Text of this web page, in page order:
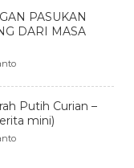
PASUKAN
DARI MASA
Putih Curian –
mini)